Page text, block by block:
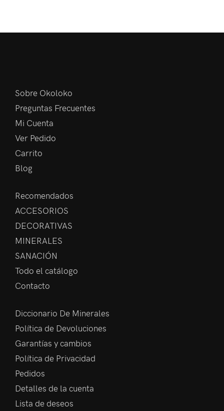
Sobre Okoloko
Preguntas Frecuentes
Mi Cuenta
Ver Pedido
Carrito
Blog
Recomendados
ACCESORIOS
DECORATIVAS
MINERALES
SANACIÓN
Todo el catálogo
Contacto
Diccionario De Minerales
Política de Devoluciones
Garantías y cambios
Política de Privacidad
Pedidos
Detalles de la cuenta
Lista de deseos